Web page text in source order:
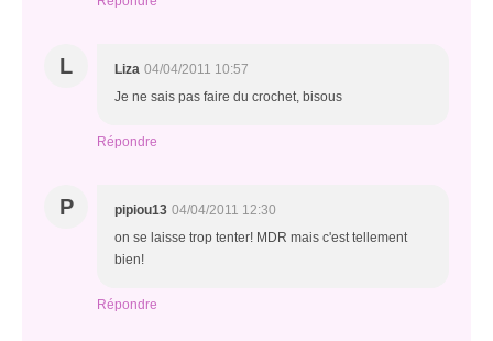
L Liza 04/04/2011 10:57
Je ne sais pas faire du crochet, bisous
Répondre
P pipiou13 04/04/2011 12:30
on se laisse trop tenter! MDR mais c'est tellement
bien!
Répondre